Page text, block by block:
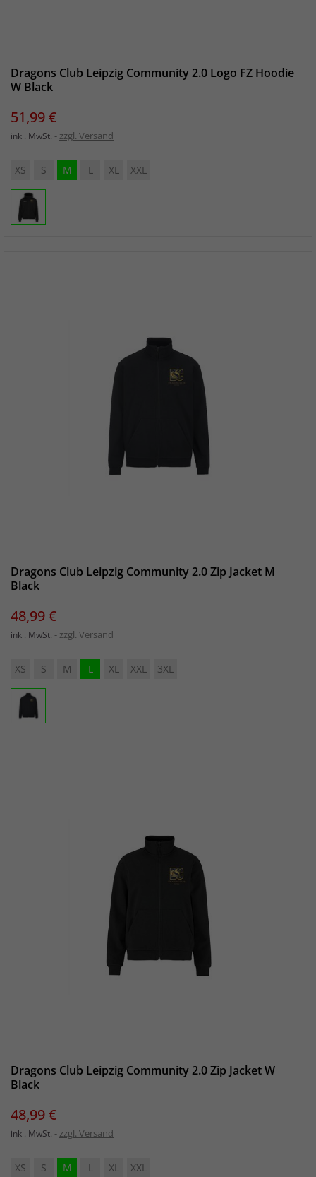
Dragons Club Leipzig Community 2.0 Logo FZ Hoodie
W Black
Preis
51,99 €
inkl. MwSt. zzgl. Versand
XS S M L XL XXL
Dragons Club Leipzig Community 2.0 Zip Jacket M
Black
Preis
48,99 €
inkl. MwSt. zzgl. Versand
XS S M L XL XXL 3XL
Dragons Club Leipzig Community 2.0 Zip Jacket W
Black
Preis
48,99 €
inkl. MwSt. zzgl. Versand
XS S M L XL XXL